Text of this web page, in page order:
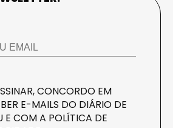
CONCORDO EM
E-MAILS DO DIÁRIO DE
E COM A POLÍTICA DE